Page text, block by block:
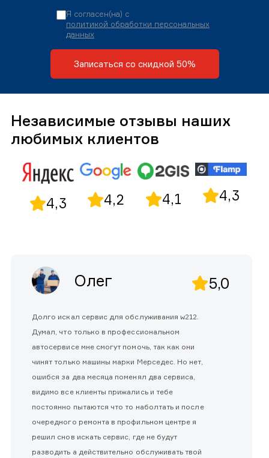
Я согласен(на) с
политикой обработки персональных
данных
Записаться со скидкой 50%
Независимые отзывы наших
любимых клиентов
4,3 4,2 4,1 4,3
Олег 5,0
Долго искал сервис для обслуживания w212.
Думал, что только в профессиональном
автосервисе мне смогут помочь, так как они
чинят только машины марки Мерседес. Но нет,
ошибся за два месяца поменял два сервиса,
видимо все клиенты прижались и тебе
постоянно пытаются что то наболтать и после
очередного ремонта в профильном центре я
решил снов искать сервис, где не будут
разводить а действительно обслуживать твой